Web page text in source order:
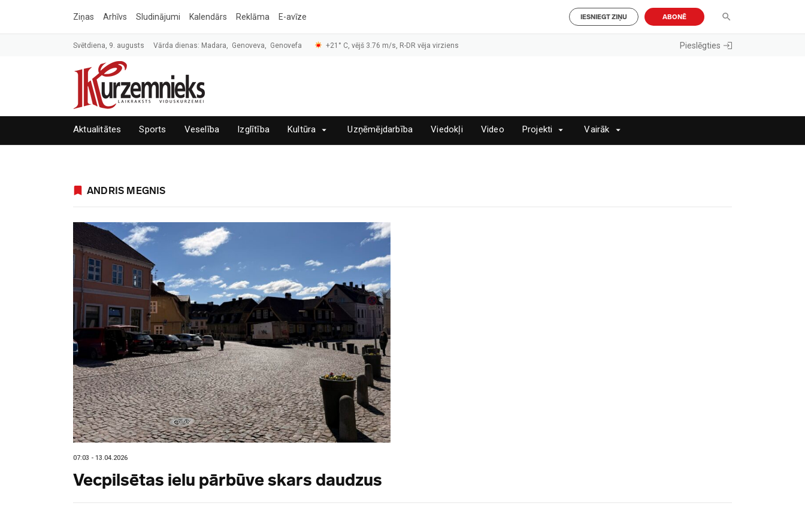
Ziņas Arhīvs Sludinājumi Kalendārs Reklāma E-avīze IESNIEGT ZIŅU ABONĒ
Svētdiena, 9. augusts Vārda dienas: Madara, Genoveva, Genovefa +21° C, vējš 3.76 m/s, R-DR vēja virziens Pieslēgties
Aktualitātes Sports Veselība Izglītība Kultūra Uzņēmējdarbība Viedokļi Video Projekti Vairāk
ANDRIS MEGNIS
07:03 - 13.04.2026
Vecpilsētas ielu pārbūve skars daudzus